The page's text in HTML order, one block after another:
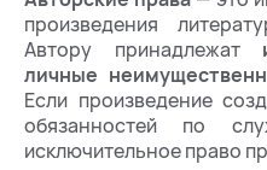
произведения
Автору принадлежат
личные
Если произведение
обязанностей по
исключительное право